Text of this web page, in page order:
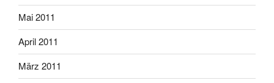
Mai 2011
April 2011
März 2011